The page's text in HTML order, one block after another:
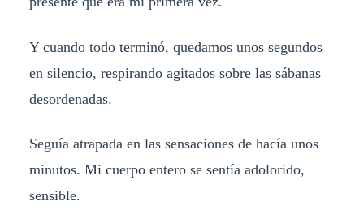
Y cuando todo terminó, quedamos unos segundos
en silencio, respirando agitados sobre las sábanas
desordenadas.
Seguía atrapada en las sensaciones de hacía unos
minutos. Mi cuerpo entero se sentía adolorido,
sensible.